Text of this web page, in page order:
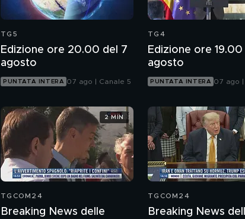
TG5
Edizione ore 20.00 del 7
agosto
PUNTATA INTERA 07 ago | Canale 5
TG4
Edizione ore 19.00
agosto
PUNTATA INTERA 07 ago |
TGCOM24
Breaking News delle
2 MIN
TGCOM24
Breaking News